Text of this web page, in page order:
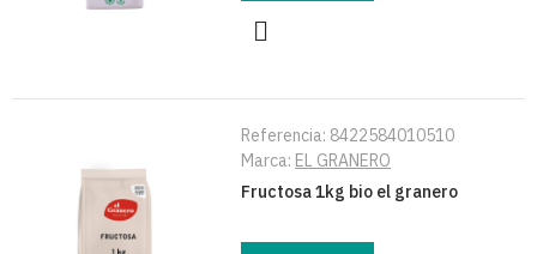
Referencia: 8422584010510
Marca: EL GRANERO
Fructosa 1kg bio el granero